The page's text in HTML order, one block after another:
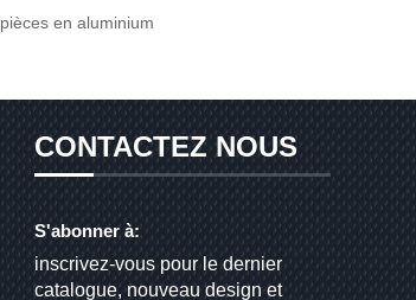
pièces en aluminium
CONTACTEZ NOUS
S'abonner à:
inscrivez-vous pour le dernier
catalogue, nouveau design et